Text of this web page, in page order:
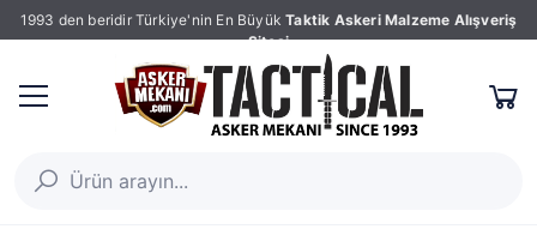
1993 den beridir Türkiye'nin En Büyük Taktik Askeri Malzeme Alışveriş
Sitesi